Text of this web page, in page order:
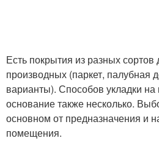
Есть покрытия из разных
производных (паркет, палубная
варианты). Способов укладки на
основание также несколько.
основном от предназначения и
помещения.